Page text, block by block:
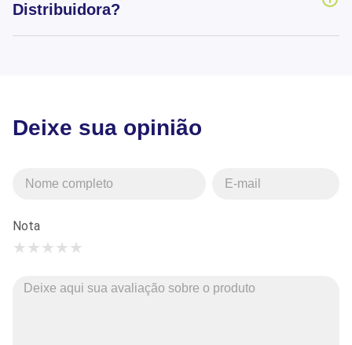
Distribuidora?
Deixe sua opinião
Nota
★
★
★
★
★